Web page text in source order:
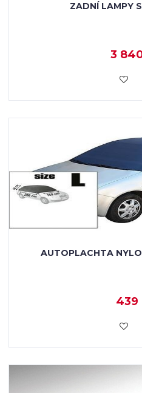
ZADNÍ LAMPY
3
AUTOPLACHTA
439